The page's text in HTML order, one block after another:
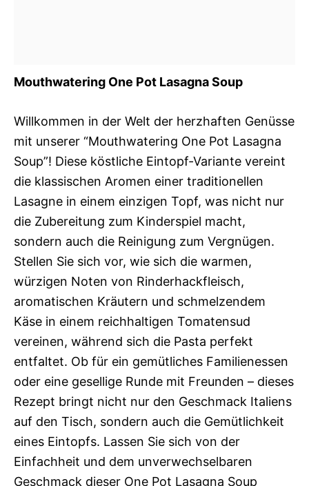
Mouthwatering One Pot Lasagna Soup
Willkommen in der Welt der herzhaften Genüsse
mit unserer “Mouthwatering One Pot Lasagna
Soup”! Diese köstliche Eintopf-Variante vereint
die klassischen Aromen einer traditionellen
Lasagne in einem einzigen Topf, was nicht nur
die Zubereitung zum Kinderspiel macht,
sondern auch die Reinigung zum Vergnügen.
Stellen Sie sich vor, wie sich die warmen,
würzigen Noten von Rinderhackfleisch,
aromatischen Kräutern und schmelzendem
Käse in einem reichhaltigen Tomatensud
vereinen, während sich die Pasta perfekt
entfaltet. Ob für ein gemütliches Familienessen
oder eine gesellige Runde mit Freunden – dieses
Rezept bringt nicht nur den Geschmack Italiens
auf den Tisch, sondern auch die Gemütlichkeit
eines Eintopfs. Lassen Sie sich von der
Einfachheit und dem unverwechselbaren
Geschmack dieser One Pot Lasagna Soup